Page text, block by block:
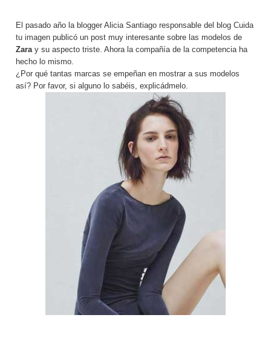
El pasado año la blogger Alicia Santiago responsable del blog Cuida
tu imagen publicó un post muy interesante sobre las modelos de
Zaray su aspecto triste. Ahora la compañía de la competencia ha
hecho lo mismo.
¿Por qué tantas marcas se empeñan en mostrar a sus modelos
así? Por favor, si alguno lo sabéis, explicádmelo.